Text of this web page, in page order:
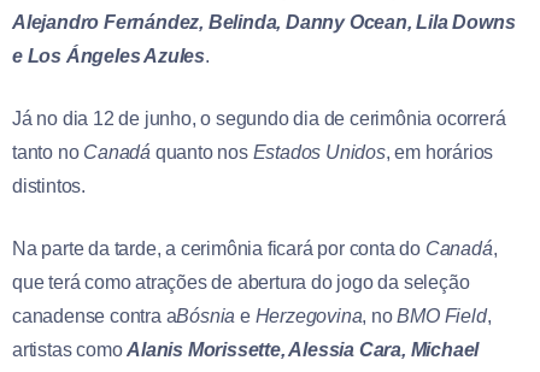
Alejandro Fernández, Belinda, Danny Ocean, Lila Downs
e Los Ángeles Azules.
Já no dia 12 de junho, o segundo dia de cerimônia ocorrerá
tanto no Canadá quanto nos Estados Unidos, em horários
distintos.
Na parte da tarde, a cerimônia ficará por conta do Canadá,
que terá como atrações de abertura do jogo da seleção
canadense contra aBósnia e Herzegovina, noBMO Field,
artistas comoAlanis Morissette, Alessia Cara, Michael